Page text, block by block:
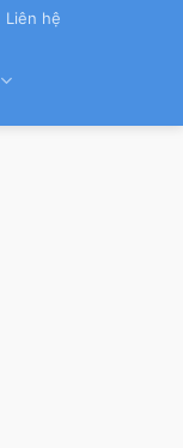
Liên hệ